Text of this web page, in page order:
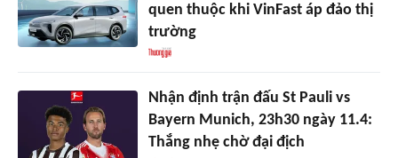
quen thuộc khi VinFast áp đảo thị
trường
Nhận định trận đấu St Pauli vs
Bayern Munich, 23h30 ngày 11.4:
Thắng nhẹ chờ đại địch